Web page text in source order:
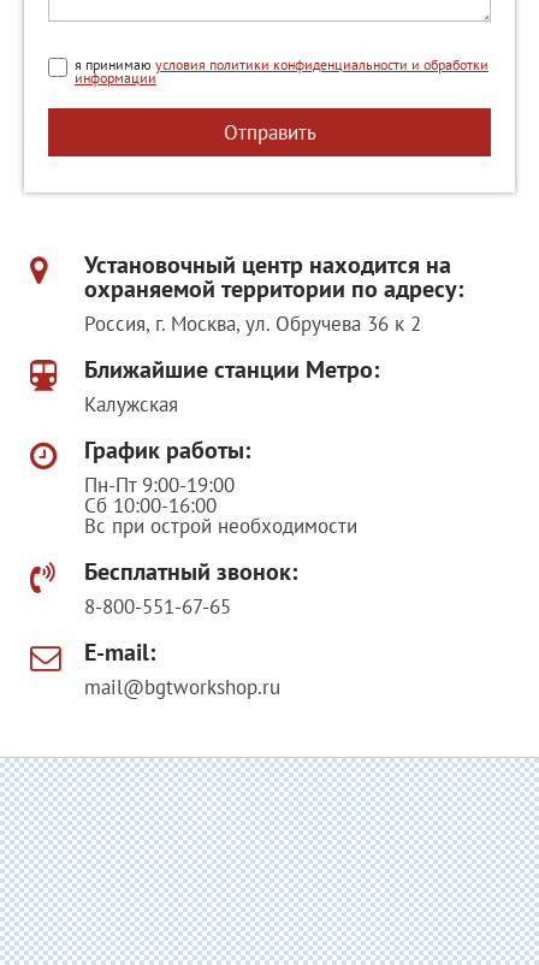
я принимаю условия политики конфиденциальности и обработки
информации
Отправить
Установочный центр находится на
охраняемой территории по адресу:
Россия, г. Москва, ул. Обручева 36 к 2
Ближайшие станции Метро:
Калужская
График работы:
Пн-Пт 9:00-19:00
Сб 10:00-16:00
Вс при острой необходимости
Бесплатный звонок:
8-800-551-67-65
E-mail:
mail@bgtworkshop.ru